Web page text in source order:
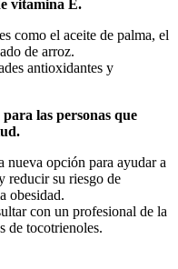
vitamina E.
como el aceite de palma, el
de arroz.
antioxidantes y
las personas que
nueva opción para ayudar a
reducir su riesgo de
obesidad.
con un profesional de la
de tocotrienoles.